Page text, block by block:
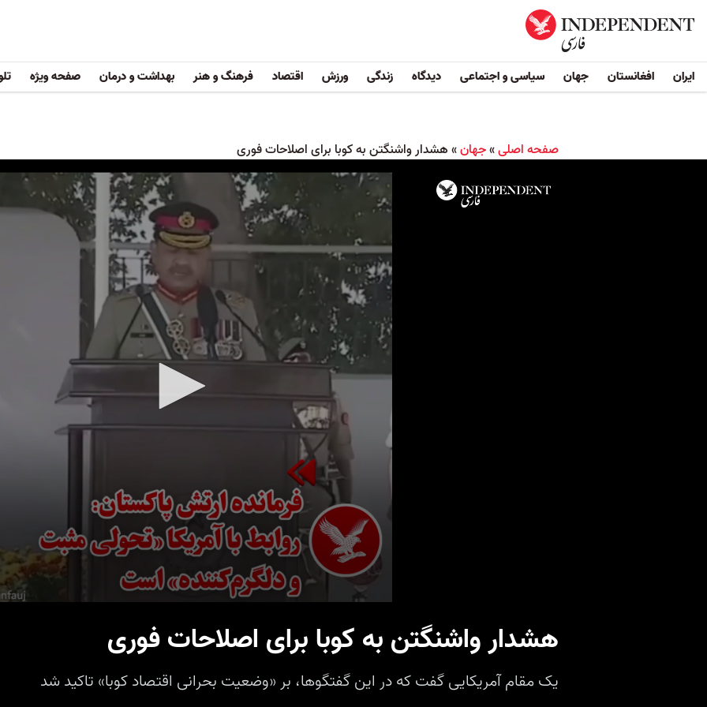
ایران افغانستان جهان سیاسی و اجتماعی دیدگاه زندگی ورزش اقتصاد فرهنگ و هنر بهداشت و درمان صفحه ویژه
صفحه اصلی»جهان»هشدار واشنگتن به کوبا برای اصلاحات فوری
هشدار واشنگتن به کوبا برای اصلاحات فوری
یک مقام آمریکایی گفت که در این گفتگوها، بر «وضعیت بحرانی اقتصاد کوبا» تاکید شد